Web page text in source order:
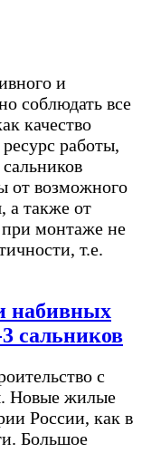
и
соблюдать все
качество
работы,
от возможного
а также от
при монтаже не
т.е.
набивных
сальников
с
Новые жилые
России, как в
Большое